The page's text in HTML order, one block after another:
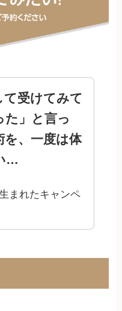
て受けてみて
た」と言っ
を、一度は体
…
まれたキャンペ